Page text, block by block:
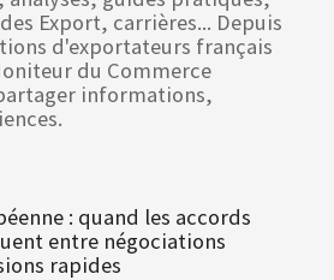
Export, carrières... Depuis
d'exportateurs français
du Commerce
informations,
: quand les accords
entre négociations
rapides